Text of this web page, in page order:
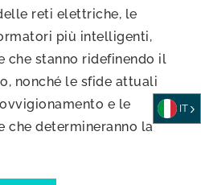
reti elettriche, le
più intelligenti,
che stanno ridefinendo il
nonché le sfide attuali
e le
che determineranno la
IT